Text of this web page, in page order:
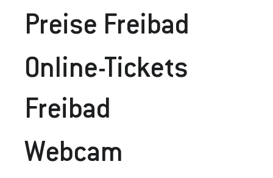
Preise FreiBad
Online-Tickets
Freibad
Webcam